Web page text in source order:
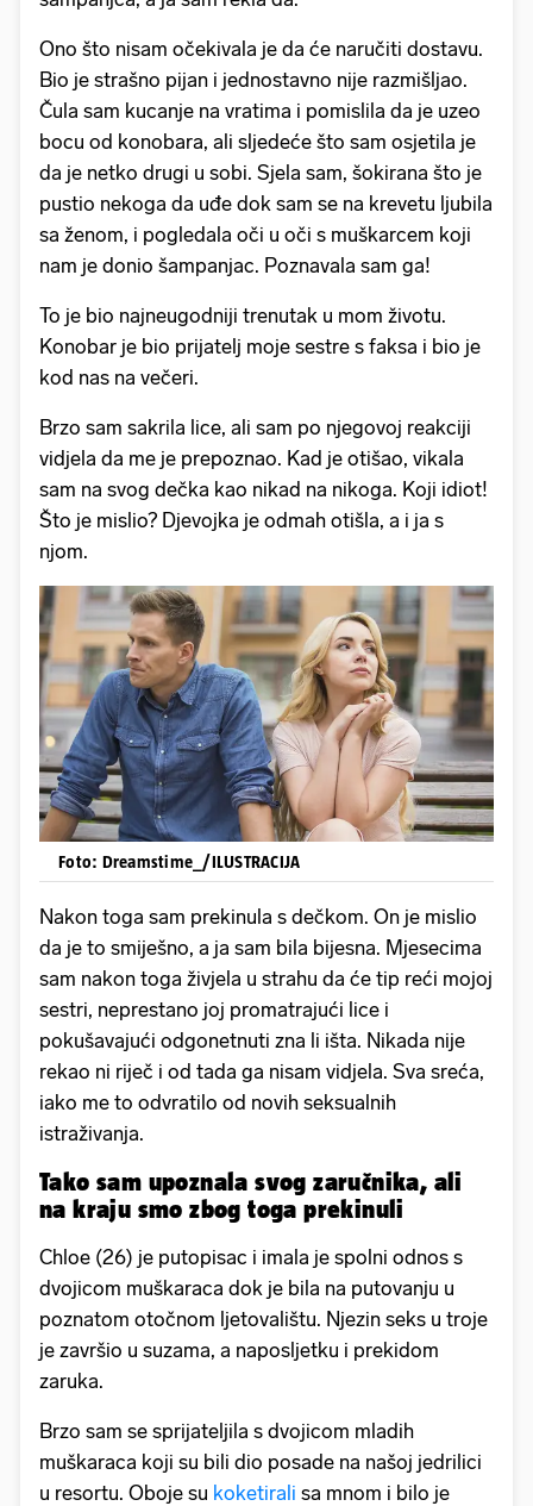
Ono što nisam očekivala je da će naručiti dostavu.
Bio je strašno pijan i jednostavno nije razmišljao.
Čula sam kucanje na vratima i pomislila da je uzeo
bocu od konobara, ali sljedeće što sam osjetila je
da je netko drugi u sobi. Sjela sam, šokirana što je
pustio nekoga da uđe dok sam se na krevetu ljubila
sa ženom, i pogledala oči u oči s muškarcem koji
nam je donio šampanjac. Poznavala sam ga!
To je bio najneugodniji trenutak u mom životu.
Konobar je bio prijatelj moje sestre s faksa i bio je
kod nas na večeri.
Brzo sam sakrila lice, ali sam po njegovoj reakciji
vidjela da me je prepoznao. Kad je otišao, vikala
sam na svog dečka kao nikad na nikoga. Koji idiot!
Što je mislio? Djevojka je odmah otišla, a i ja s
njom.
Foto: Dreamstime_/ILUSTRACIJA
Nakon toga sam prekinula s dečkom. On je mislio
da je to smiješno, a ja sam bila bijesna. Mjesecima
sam nakon toga živjela u strahu da će tip reći mojoj
sestri, neprestano joj promatrajući lice i
pokušavajući odgonetnuti zna li išta. Nikada nije
rekao ni riječ i od tada ga nisam vidjela. Sva sreća,
iako me to odvratilo od novih seksualnih
istraživanja.
Tako sam upoznala svog zaručnika, ali
na kraju smo zbog toga prekinuli
Chloe (26) je putopisac i imala je spolni odnos s
dvojicom muškaraca dok je bila na putovanju u
poznatom otočnom ljetovalištu. Njezin seks u troje
je završio u suzama, a naposljetku i prekidom
zaruka.
Brzo sam se sprijateljila s dvojicom mladih
muškaraca koji su bili dio posade na našoj jedrilici
u resortu. Oboje su koketirali sa mnom i bilo je